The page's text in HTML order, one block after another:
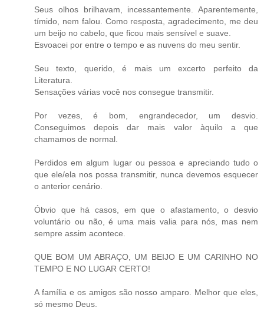
Seus olhos brilhavam, incessantemente. Aparentemente,
tímido, nem falou. Como resposta, agradecimento, me deu
um beijo no cabelo, que ficou mais sensível e suave.
Esvoacei por entre o tempo e as nuvens do meu sentir.
Seu texto, querido, é mais um excerto perfeito da
Literatura.
Sensações várias você nos consegue transmitir.
Por vezes, é bom, engrandecedor, um desvio.
Conseguimos depois dar mais valor àquilo a que
chamamos de normal.
Perdidos em algum lugar ou pessoa e apreciando tudo o
que ele/ela nos possa transmitir, nunca devemos esquecer
o anterior cenário.
Óbvio que há casos, em que o afastamento, o desvio
voluntário ou não, é uma mais valia para nós, mas nem
sempre assim acontece.
QUE BOM UM ABRAÇO, UM BEIJO E UM CARINHO NO
TEMPO E NO LUGAR CERTO!
A família e os amigos são nosso amparo. Melhor que eles,
só mesmo Deus.